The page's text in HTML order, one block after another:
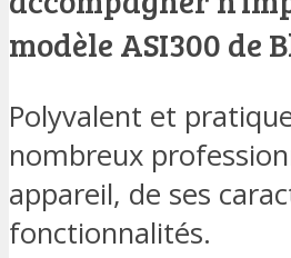
modèle ASI300 de
Polyvalent et
nombreux
appareil, de ses
fonctionnalités.